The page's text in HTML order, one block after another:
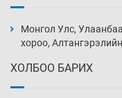
4 цаг
Монгол Улс,
хороо,
ХОЛБОО БАРИХ